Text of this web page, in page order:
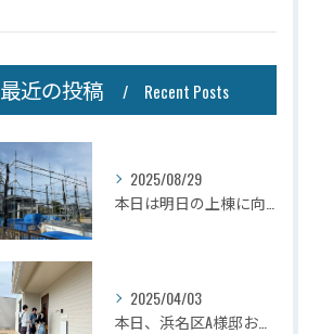
最近の投稿 Recent Posts
2025/08/29
2025/04/03